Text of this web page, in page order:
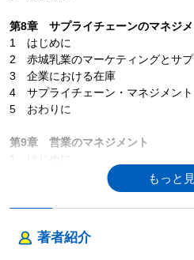
第8章 サプライチェーンのマネジメ
1 はじめに
2 赤城乳業のマーケティングとサ
3 企業における在庫
4 サプライチェーン・マネジメント
5 おわりに
第9章 営業のマネジメント
1 はじめに
2 サントリーのウイスキー事業と
4 おわりに
Ⅲ 関係のマネジメント
著者紹介